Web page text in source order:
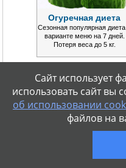
Огуречная диета
Сезонная популярная
варианте меню на 7 дней.
Потеря веса до 5 кг.
Сайт использует
использовать сайт вы
об использовании
файлов на